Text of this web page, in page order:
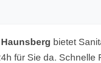
bietet
für Sie da. Schnelle